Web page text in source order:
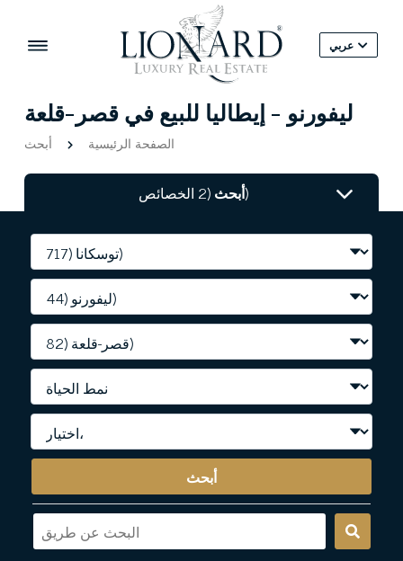
عربي
ليفورنو - إيطاليا للبيع في قصر-قلعة
الصفحة الرئيسية أبحث
أبحث(2 الخصائص)
أبحث